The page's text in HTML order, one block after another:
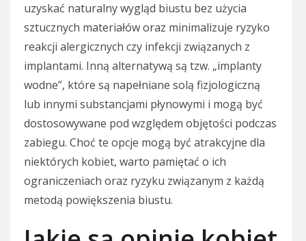
uzyskać naturalny wygląd biustu bez użycia
sztucznych materiałów oraz minimalizuje ryzyko
reakcji alergicznych czy infekcji związanych z
implantami. Inną alternatywą są tzw. „implanty
wodne”, które są napełniane solą fizjologiczną
lub innymi substancjami płynowymi i mogą być
dostosowywane pod względem objętości podczas
zabiegu. Choć te opcje mogą być atrakcyjne dla
niektórych kobiet, warto pamiętać o ich
ograniczeniach oraz ryzyku związanym z każdą
metodą powiększenia biustu.